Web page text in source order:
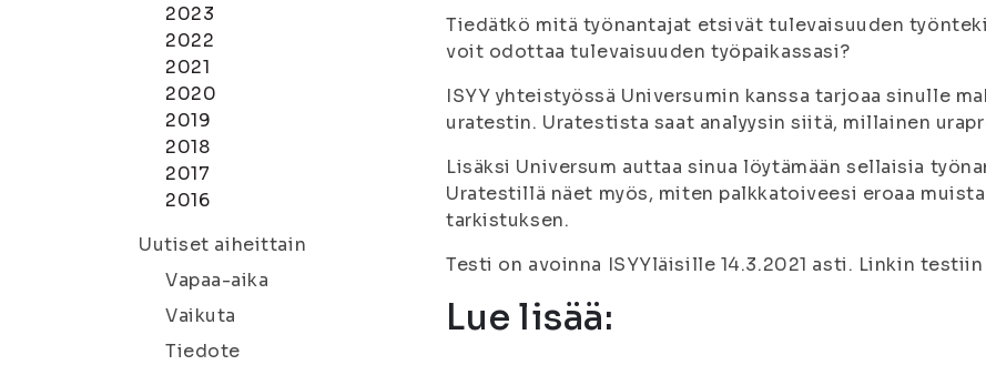
2023
2022
2021
2020
2019
2018
2017
2016
Uutiset aiheittain
Vapaa-aika
Vaikuta
Tiedote
Tiedätkö mitä työnantajat etsivät tulevaisuuden
voit odottaa tulevaisuuden työpaikassasi?
ISYY yhteistyössä Universumin kanssa tarjoaa sinulle
uratestin. Uratestista saat analyysin siitä, millainen
Lisäksi Universum auttaa sinua löytämään sellaisia
Uratestillä näet myös, miten palkkatoiveesi eroaa
tarkistuksen.
Testi on avoinna ISYYläisille 14.3.2021 asti. Linkin
Lue lisää: